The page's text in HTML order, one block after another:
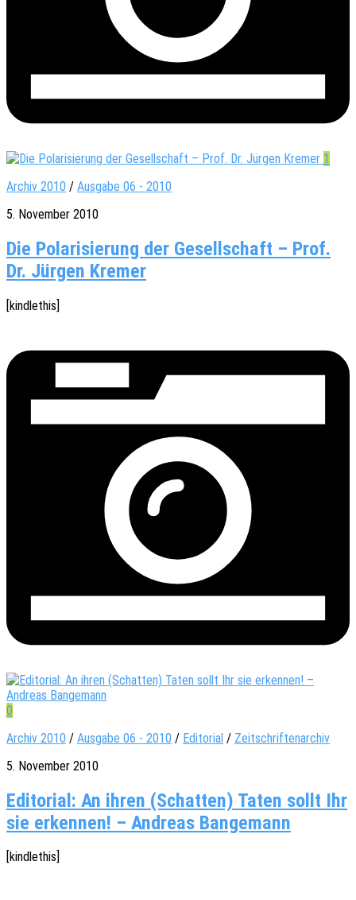
1
Archiv 2010 / Ausgabe 06 - 2010
5. November 2010
Die Polarisierung der Gesellschaft – Prof.
Dr. Jürgen Kremer
[kindle­this]
0
Archiv 2010 / Ausgabe 06 - 2010 / Editorial / Zeitschriftenarchiv
5. November 2010
Editorial: An ihren (Schatten) Taten sollt Ihr
sie erkennen! – Andreas Bangemann
[kindle­this]